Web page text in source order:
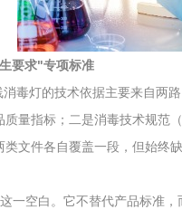
要求"专项标准
毒灯的技术依据主要来自两
量指标；二是消毒技术规范
文件各自覆盖一段，但始终
一空白。它不替代产品标准